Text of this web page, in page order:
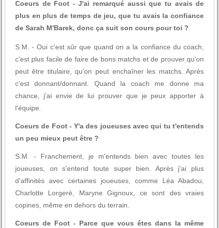
Coeurs de Foot - J'ai remarqué aussi que tu avais de
plus en plus de temps de jeu, que tu avais la confiance
de Sarah M'Barek, donc ça suit son cours pour toi ?
S.M. - Oui c'est sûr que quand on a la confiance du coach,
c'est plus facile de faire de bons matchs et de prouver qu'on
peut être titulaire, qu'on peut enchaîner les matchs. Après
c'est donnant/donnant. Quand la coach me donne ma
chance, j'ai envie de lui prouver que je peux apporter à
l'équipe.
Coeurs de Foot - Y'a des joueuses avec qui tu t'entends
un peu mieux peut être ?
S.M. - Franchement, je m'entends bien avec toutes les
joueuses, on s'entend toute super bien. Après j'ai plus
d'affinités avec certaines joueuses, comme Léa Abadou,
Charlotte Lorgeré, Maryne Gignoux, ce sont des vraies
copines, même en dehors du terrain.
Coeurs de Foot - Parce que vous êtes dans la même